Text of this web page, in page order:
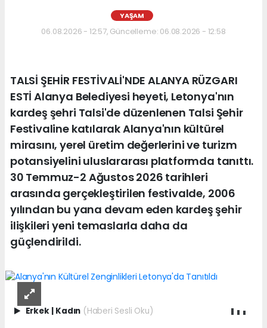
YAŞAM
06.08.2026 - 12:57, Güncelleme: 06.08.2026 - 12:58
TALSİ ŞEHİR FESTİVALİ'NDE ALANYA RÜZGARI
ESTİ Alanya Belediyesi heyeti, Letonya'nın
kardeş şehri Talsi'de düzenlenen Talsi Şehir
Festivaline katılarak Alanya'nın kültürel
mirasını, yerel üretim değerlerini ve turizm
potansiyelini uluslararası platformda tanıttı.
30 Temmuz-2 Ağustos 2026 tarihleri
arasında gerçekleştirilen festivalde, 2006
yılından bu yana devam eden kardeş şehir
ilişkileri yeni temaslarla daha da
güçlendirildi.
Erkek | Kadın (Haberi Sesli Oku)